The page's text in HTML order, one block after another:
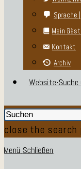
Sprache
Mein
Kontakt
Archiv
Website-
close the search
Menü Schließen